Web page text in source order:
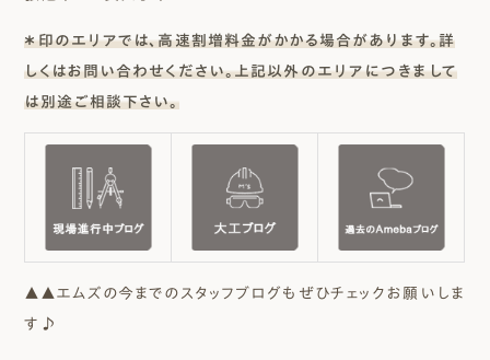
＊印のエリアでは、高速割増料金がかかる場合があります。詳
しくはお問い合わせください。上記以外のエリアにつきまして
は別途ご相談下さい。
▲▲エムズの今までのスタッフブログもぜひチェックお願いしま
す♪